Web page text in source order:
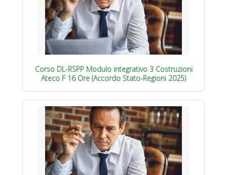
Corso DL-RSPP Modulo integrativo 3 Costruzioni
Ateco F 16 Ore (Accordo Stato-Regioni 2025)